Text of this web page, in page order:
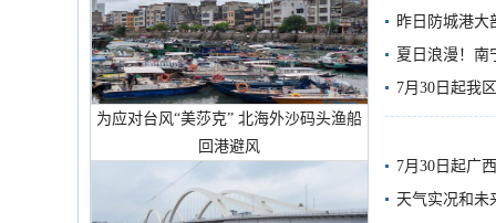
为应对台风“美莎克” 北海外沙码头渔船
回港避风
需继续防范
昨日防城港大
雨
夏日浪漫！南
7月30日起我
7月30日起广
天气实况和未